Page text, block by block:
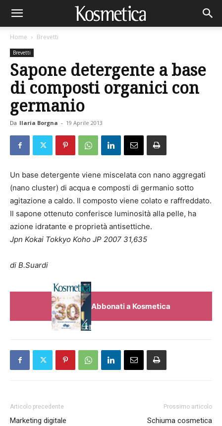
Home Brevetti
Brevetti
Sapone detergente a base
di composti organici con
germanio
Da Ilaria Borgna - 19 Aprile 2013
Un base detergente viene miscelata con nano aggregati
(nano cluster) di acqua e composti di germanio sotto
agitazione a caldo. Il composto viene colato e raffreddato.
Il sapone ottenuto conferisce luminosità alla pelle, ha
azione idratante e proprietà antisettiche.
Jpn Kokai Tokkyo Koho JP 2007 31,635
di B.Suardi
Abbonati a Kosmetica
Articolo precedente
Marketing digitale
Prossimo articolo
Schiuma cosmetica